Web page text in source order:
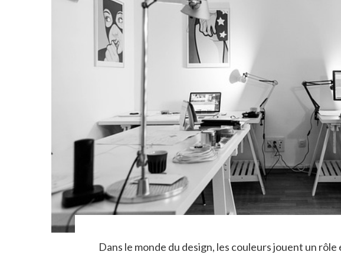
Dans le monde du design, les couleurs jouent un